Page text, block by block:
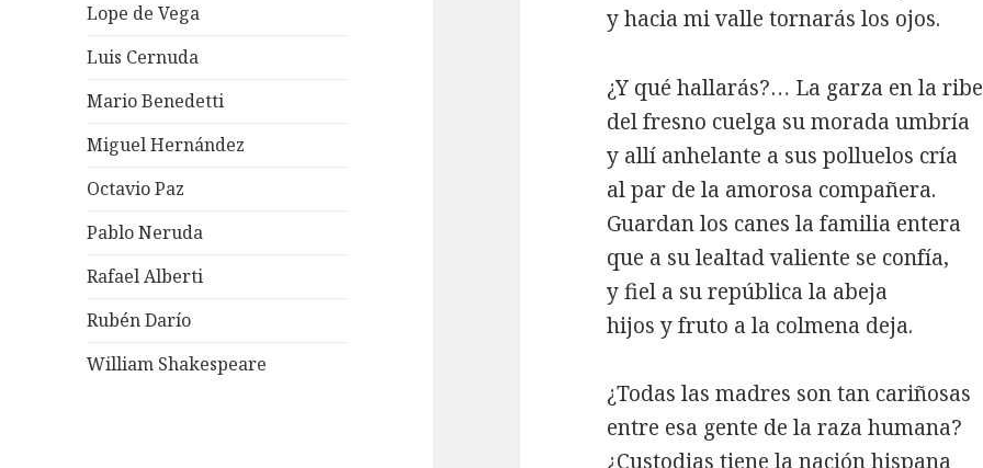
Lope de Vega
Luis Cernuda
Mario Benedetti
Miguel Hernández
Octavio Paz
Pablo Neruda
Rafael Alberti
Rubén Darío
William Shakespeare
y hacia mi valle tornarás los ojos.
¿Y qué hallarás?… La garza en la
del fresno cuelga su morada umbría
y allí anhelante a sus polluelos cría
al par de la amorosa compañera.
Guardan los canes la familia entera
que a su lealtad valiente se confía,
y fiel a su república la abeja
hijos y fruto a la colmena deja.
¿Todas las madres son tan cariñosas
entre esa gente de la raza humana?
¿Custodias tiene la nación hispana